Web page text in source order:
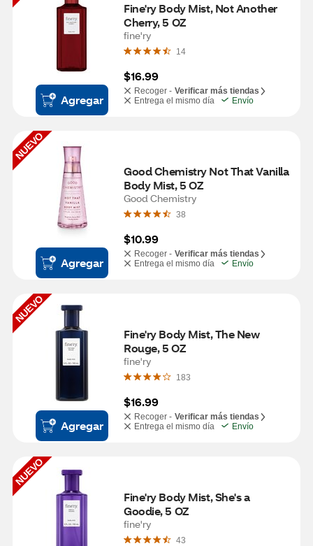
Agregar
Fine'ry Body Mist, Not Another
Cherry, 5 OZ
fine'ry
14
$16.99
Recoger - Verificar más tiendas
Entrega el mismo día
Envío
NUEVO
Agregar
Good Chemistry Not That Vanilla
Body Mist, 5 OZ
Good Chemistry
38
$10.99
Recoger - Verificar más tiendas
Entrega el mismo día
Envío
NUEVO
Agregar
Fine'ry Body Mist, The New
Rouge, 5 OZ
fine'ry
183
$16.99
Recoger - Verificar más tiendas
Entrega el mismo día
Envío
NUEVO
Fine'ry Body Mist, She's a
Goodie, 5 OZ
fine'ry
43